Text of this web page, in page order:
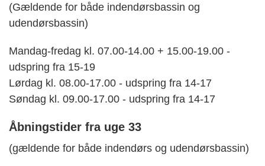
(Gældende for både indendørsbassin og
udendørsbassin)
Mandag-fredag kl. 07.00-14.00 + 15.00-19.00 -
udspring fra 15-19
Lørdag kl. 08.00-17.00 - udspring fra 14-17
Søndag kl. 09.00-17.00 - udspring fra 14-17
Åbningstider fra uge 33
(gældende for både indendørs og udendørsbassin)